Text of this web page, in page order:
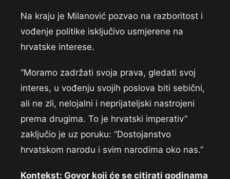
Na kraju je Milanović pozvao na razboritost i
vođenje politike isključivo usmjerene na
hrvatske interese.
“Moramo zadržati svoja prava, gledati svoj
interes, u vođenju svojih poslova biti sebični,
ali ne zli, nelojalni i neprijateljski nastrojeni
prema drugima. To je hrvatski imperativ”
zaključio je uz poruku: “Dostojanstvo
hrvatskom narodu i svim narodima oko nas.”
Kontekst: Govor koji će se citirati godinama